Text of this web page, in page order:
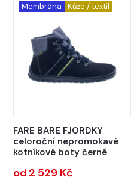
Membrána Kůže / textil
FARE BARE FJORDKY
celoroční nepromokavé
kotníkové boty černé
od 2 529 Kč